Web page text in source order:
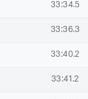
33:34.5
33:36.3
33:40.2
33:41.2